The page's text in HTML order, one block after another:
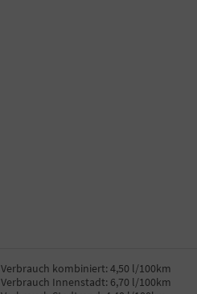
Verbrauch kombiniert: 4,50 l/100km
Verbrauch Innenstadt: 6,70 l/100km